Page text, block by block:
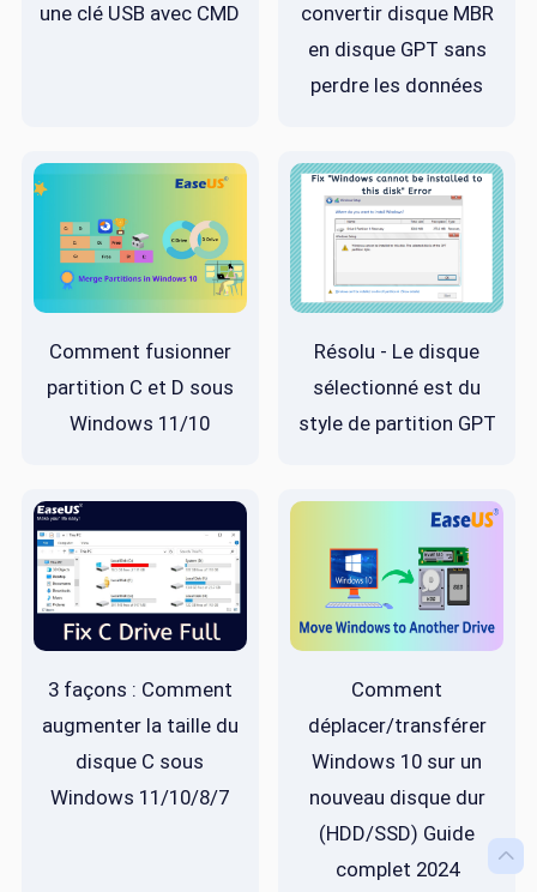

une clé USB avec CMD
convertir disque MBR
en disque GPT sans
perdre les données
Comment fusionner
partition C et D sous
Windows 11/10
Résolu - Le disque
sélectionné est du
style de partition GPT
3 façons : Comment
augmenter la taille du
disque C sous
Windows 11/10/8/7
Comment
déplacer/transférer
Windows 10 sur un
nouveau disque dur
(HDD/SSD) Guide
complet 2024